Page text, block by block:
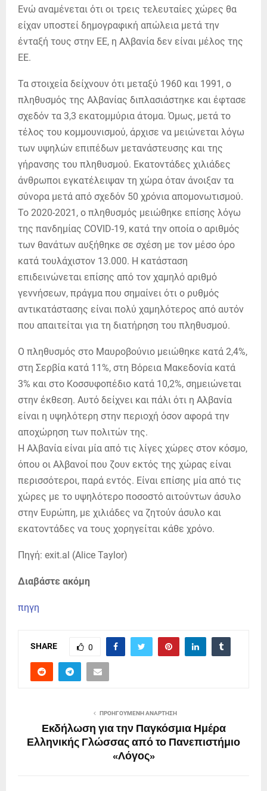
Ενώ αναμένεται ότι οι τρεις τελευταίες χώρες θα
είχαν υποστεί δημογραφική απώλεια μετά την
ένταξή τους στην ΕΕ, η Αλβανία δεν είναι μέλος της
ΕΕ.
Τα στοιχεία δείχνουν ότι μεταξύ 1960 και 1991, ο
πληθυσμός της Αλβανίας διπλασιάστηκε και έφτασε
σχεδόν τα 3,3 εκατομμύρια άτομα. Όμως, μετά το
τέλος του κομμουνισμού, άρχισε να μειώνεται λόγω
των υψηλών επιπέδων μετανάστευσης και της
γήρανσης του πληθυσμού. Εκατοντάδες χιλιάδες
άνθρωποι εγκατέλειψαν τη χώρα όταν άνοιξαν τα
σύνορα μετά από σχεδόν 50 χρόνια απομονωτισμού.
Το 2020-2021, ο πληθυσμός μειώθηκε επίσης λόγω
της πανδημίας COVID-19, κατά την οποία ο αριθμός
των θανάτων αυξήθηκε σε σχέση με τον μέσο όρο
κατά τουλάχιστον 13.000. Η κατάσταση
επιδεινώνεται επίσης από τον χαμηλό αριθμό
γεννήσεων, πράγμα που σημαίνει ότι ο ρυθμός
αντικατάστασης είναι πολύ χαμηλότερος από αυτόν
που απαιτείται για τη διατήρηση του πληθυσμού.
Ο πληθυσμός στο Μαυροβούνιο μειώθηκε κατά 2,4%,
στη Σερβία κατά 11%, στη Βόρεια Μακεδονία κατά
3% και στο Κοσσυφοπέδιο κατά 10,2%, σημειώνεται
στην έκθεση. Αυτό δείχνει και πάλι ότι η Αλβανία
είναι η υψηλότερη στην περιοχή όσον αφορά την
αποχώρηση των πολιτών της.
Η Αλβανία είναι μία από τις λίγες χώρες στον κόσμο,
όπου οι Αλβανοί που ζουν εκτός της χώρας είναι
περισσότεροι, παρά εντός. Είναι επίσης μία από τις
χώρες με το υψηλότερο ποσοστό αιτούντων άσυλο
στην Ευρώπη, με χιλιάδες να ζητούν άσυλο και
εκατοντάδες να τους χορηγείται κάθε χρόνο.
Πηγή: exit.al (Alice Taylor)
Διαβάστε ακόμη
πηγη
SHARE 0
ΠΡΟΗΓΟΎΜΕΝΗ ΑΝΆΡΤΗΣΗ
Εκδήλωση για την Παγκόσμια Ημέρα
Ελληνικής Γλώσσας από το Πανεπιστήμιο
«Λόγος»